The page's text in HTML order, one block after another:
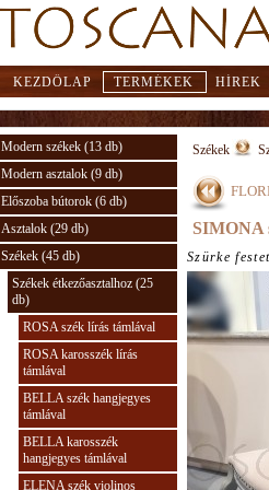
KEZDŐLAP TERMÉKEK HÍREK
Modern székek (13 db)
Modern asztalok (9 db)
Előszoba bútorok (6 db)
Asztalok (29 db)
Székek (45 db)
Székek étkezőasztalhoz (25
db)
ROSA szék lírás támlával
ROSA karosszék lírás
támlával
BELLA szék hangjegyes
támlával
BELLA karosszék
hangjegyes támlával
ELENA szék violinos
Székek
SIMONA
Szürke